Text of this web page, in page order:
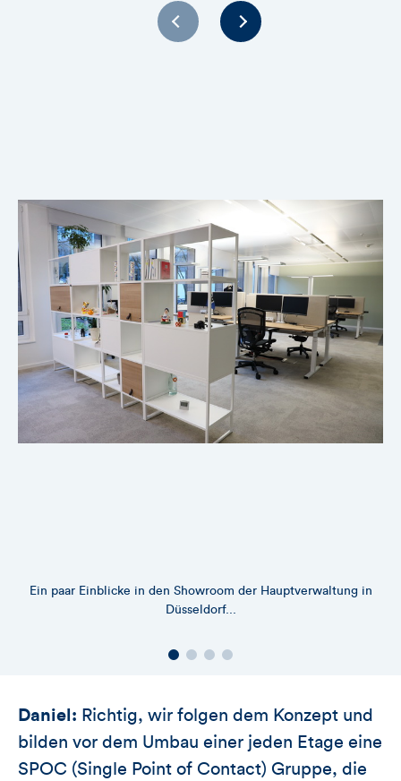
Ein paar Einblicke in den Showroom der Hauptverwaltung in
Düsseldorf...
Daniel: Richtig, wir folgen dem Konzept und
bilden vor dem Umbau einer jeden Etage eine
SPOC (Single Point of Contact) Gruppe, die